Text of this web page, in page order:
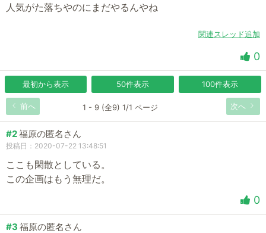
人気がた落ちやのにまだやるんやね
関連スレッド追加
0
最初から表示 50件表示 100件表示
前へ 次へ
1 - 9 (全9) 1/1 ページ
#2福原の匿名さん
投稿日：2020-07-22 13:48:51
ここも閑散としている。
この企画はもう無理だ。
0
#3 福原の匿名さん